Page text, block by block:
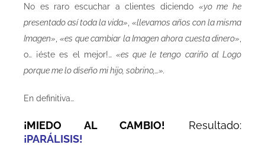
No es raro escuchar a clientes diciendo «yo me he
presentado así toda la vida» «llevamos años con la misma
Imagen» ,«es que cambiar la Imagen ahora cuesta dinero»
o… ¡éste es el mejor!… «es que le tengo cariño al Logo
porque me lo diseño mi hijo, sobrino,…».
En definitiva…
¡MIEDO AL CAMBIO!
Resultado:
¡PARÁLISIS!